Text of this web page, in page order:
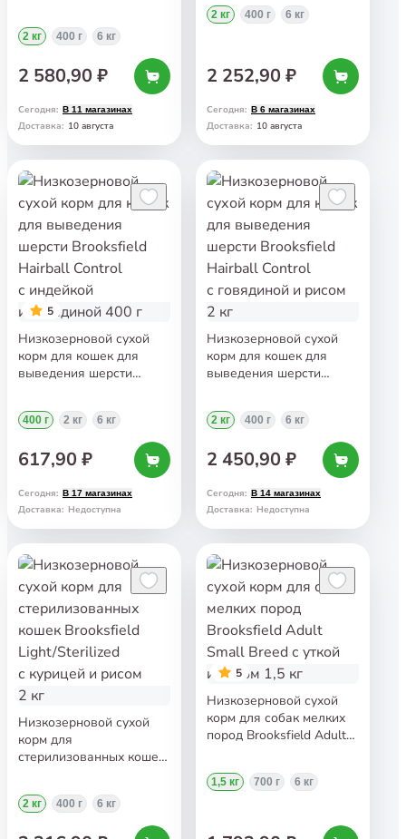
2 кг 400 г 6 кг
2 580,90 ₽
Сегодня: В 11 магазинах
Доставка: 10 августа
2 кг 400 г 6 кг
2 252,90 ₽
Сегодня: В 6 магазинах
Доставка: 10 августа
5
Низкозерновой сухой
корм для кошек для
выведения шерсти
Control с индейкой
и говядиной 400 г
400 г 2 кг 6 кг
617,90 ₽
Сегодня: В 17 магазинах
Доставка: Недоступна
Низкозерновой сухой
корм для кошек для
выведения шерсти
Control с говядиной
и рисом 2 кг
2 кг 400 г 6 кг
2 450,90 ₽
Сегодня: В 14 магазинах
Доставка: Недоступна
Низкозерновой сухой
корм для
стерилизованных кошек
Light/Sterilized с курицей
и рисом 2 кг
2 кг 400 г 6 кг
5
Низкозерновой сухой
корм для собак мелких
пород Brooksfield Adult
и рисом 1,5 кг
1,5 кг 700 г 6 кг